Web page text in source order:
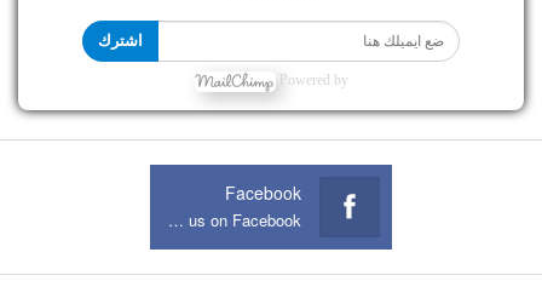
اشترك
Powered by
Facebook
Join us on Facebook